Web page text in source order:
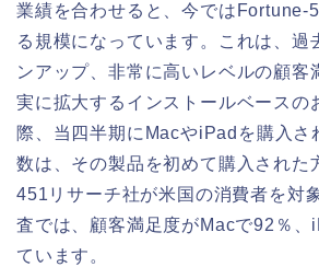
業績を合わせると、今ではFortune-
る規模になっています。これは、過
ンアップ、非常に高いレベルの顧客
実に拡大するインストールベースの
際、当四半期にMacやiPadを購入さ
数は、その製品を初めて購入された
451リサーチ社が米国の消費者を対
査では、顧客満足度がMacで92％、
ています。